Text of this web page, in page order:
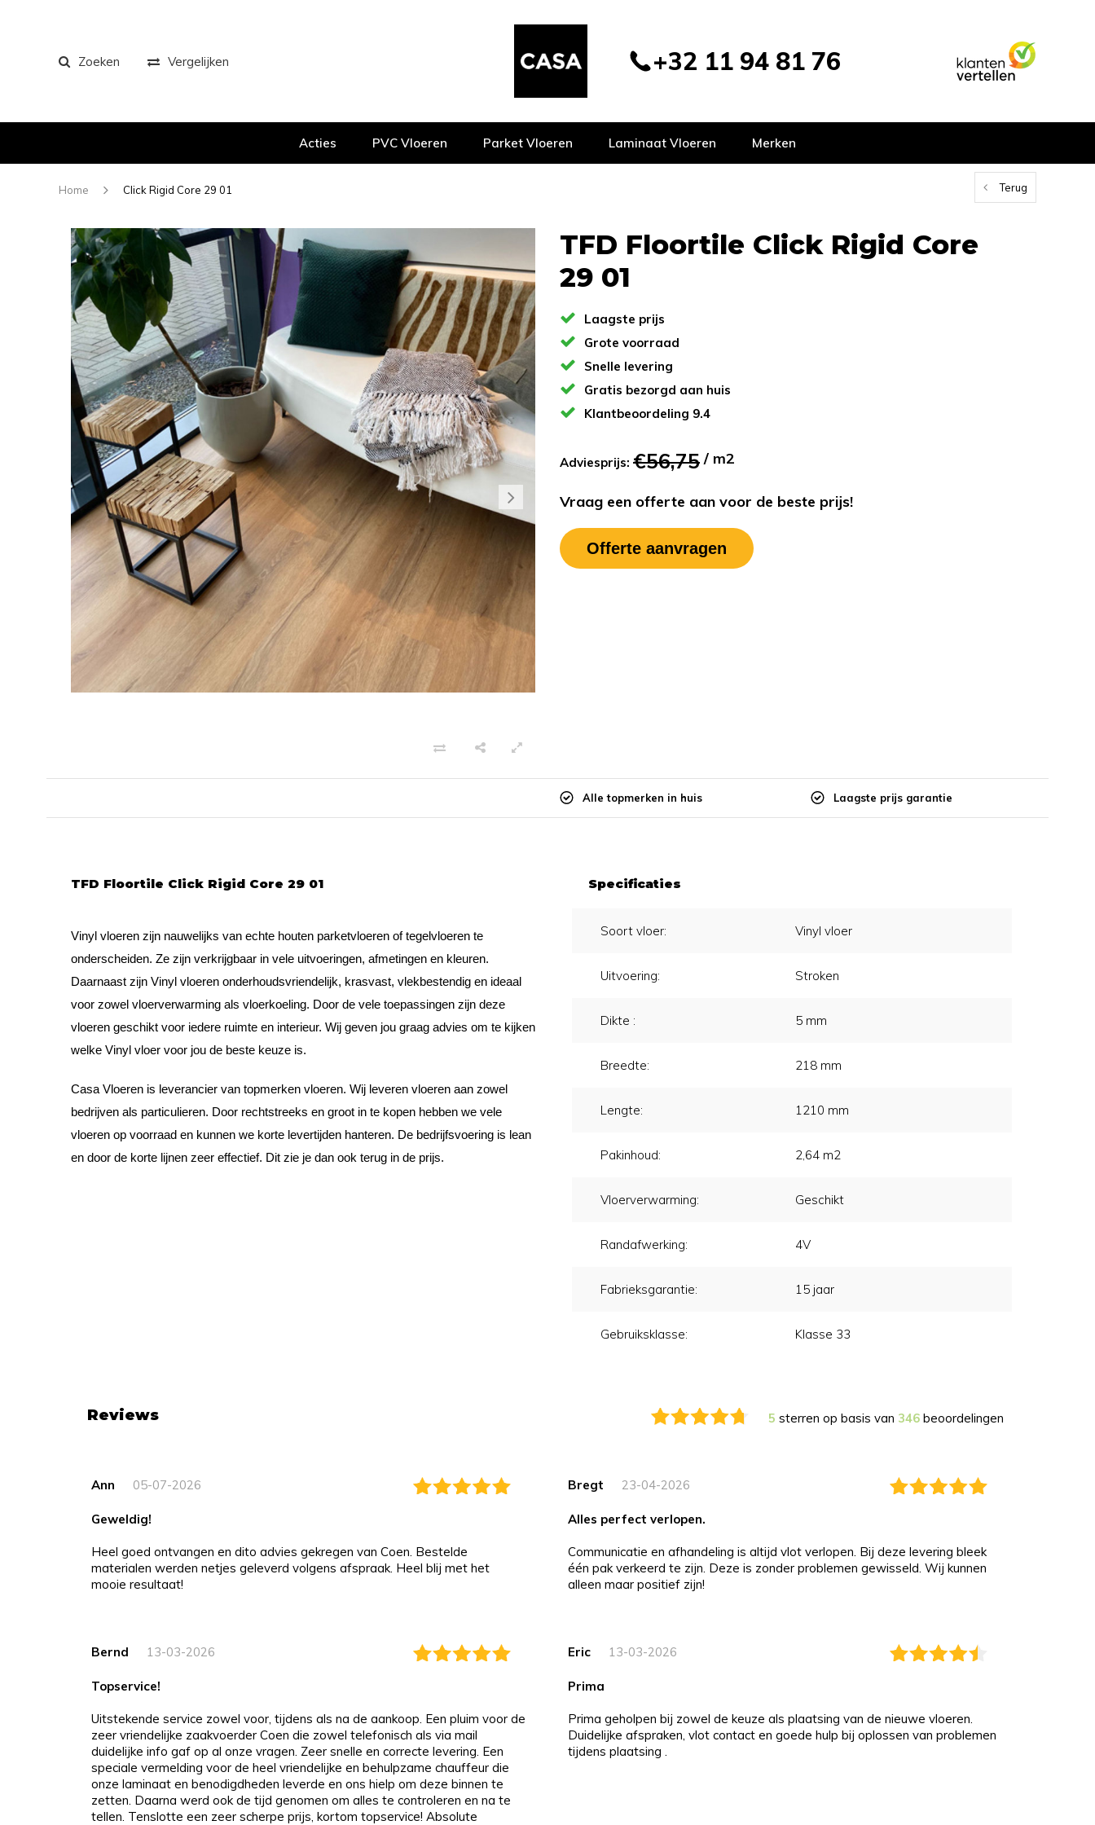
Zoeken Vergelijken +32 11 94 81 76
Acties PVC Vloeren Parket Vloeren Laminaat Vloeren Merken
Home Click Rigid Core 29 01 Terug
TFD Floortile Click Rigid Core
29 01
Laagste prijs
Grote voorraad
Snelle levering
Gratis bezorgd aan huis
Klantbeoordeling 9.4
Adviesprijs: €56,75 / m2
Vraag een offerte aan voor de beste prijs!
Offerte aanvragen
Alle topmerken in huis Laagste prijs garantie
TFD Floortile Click Rigid Core 29 01
Vinyl vloeren zijn nauwelijks van echte houten parketvloeren of tegelvloeren te
onderscheiden. Ze zijn verkrijgbaar in vele uitvoeringen, afmetingen en kleuren.
Daarnaast zijn Vinyl vloeren onderhoudsvriendelijk, krasvast, vlekbestendig en ideaal
voor zowel vloerverwarming als vloerkoeling. Door de vele toepassingen zijn deze
vloeren geschikt voor iedere ruimte en interieur. Wij geven jou graag advies om te kijken
welke Vinyl vloer voor jou de beste keuze is.
Casa Vloeren is leverancier van topmerken vloeren. Wij leveren vloeren aan zowel
bedrijven als particulieren. Door rechtstreeks en groot in te kopen hebben we vele
vloeren op voorraad en kunnen we korte levertijden hanteren. De bedrijfsvoering is lean
en door de korte lijnen zeer effectief. Dit zie je dan ook terug in de prijs.
Specificaties
Soort vloer: Vinyl vloer
Uitvoering: Stroken
Dikte : 5 mm
Breedte: 218 mm
Lengte: 1210 mm
Pakinhoud: 2,64 m2
Vloerverwarming: Geschikt
Randafwerking: 4V
Fabrieksgarantie: 15 jaar
Gebruiksklasse: Klasse 33
Reviews 5 sterren op basis van 346 beoordelingen
Ann 05-07-2026
Geweldig!
Heel goed ontvangen en dito advies gekregen van Coen. Bestelde
materialen werden netjes geleverd volgens afspraak. Heel blij met het
mooie resultaat!
Bregt 23-04-2026
alles perfect verlopen.
Communicatie en afhandeling is altijd vlot verlopen. Bij deze levering bleek
één pak verkeerd te zijn. Deze is zonder problemen gewisseld. Wij kunnen
alleen maar positief zijn!
Bernd 13-03-2026
Topservice!
Uitstekende service zowel voor, tijdens als na de aankoop. Een pluim voor de
zeer vriendelijke zaakvoerder Coen die zowel telefonisch als via mail
duidelijke info gaf op al onze vragen. Zeer snelle en correcte levering. Een
speciale vermelding voor de heel vriendelijke en behulpzame chauffeur die
onze laminaat en benodigdheden leverde en ons hielp om deze binnen te
zetten. Daarna werd ook de tijd genomen om alles te controleren en na te
tellen. Tenslotte een zeer scherpe prijs, kortom topservice! Absolute
Eric 13-03-2026
prima
Prima geholpen bij zowel de keuze als plaatsing van de nieuwe vloeren.
Duidelijke afspraken, vlot contact en goede hulp bij oplossen van problemen
tijdens plaatsing .